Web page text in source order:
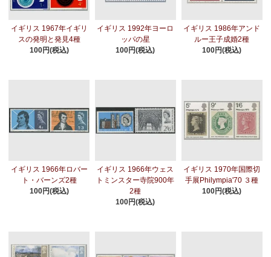
イギリス 1967年イギリ
スの発明と発見4種
100円(税込)
イギリス 1992年ヨーロ
ッパの星
100円(税込)
イギリス 1986年アンド
ルー王子成婚2種
100円(税込)
イギリス 1966年ロバー
ト・バーンズ2種
100円(税込)
イギリス 1966年ウェス
トミンスター寺院900年
2種
100円(税込)
イギリス 1970年国際切
手展Philympia'70 ３種
100円(税込)